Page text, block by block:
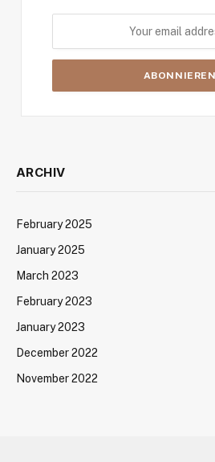
ARCHIV
February 2025
January 2025
March 2023
February 2023
January 2023
December 2022
November 2022